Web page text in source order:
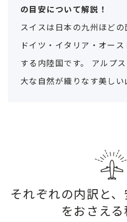
の目安について解説！
スイスは日本の九州ほどの
ドイツ・イタリア・オー
する内陸国です。 アルプ
大な自然が織りなす美し
それぞれの内訳と
をおさえる